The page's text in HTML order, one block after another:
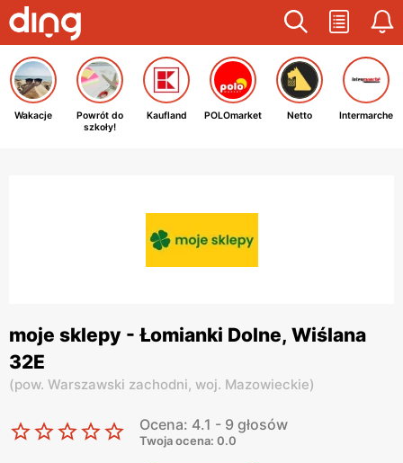
Wakacje
Powrót do
szkoły!
Kaufland POLOmarket Netto Intermarche
moje sklepy - Łomianki Dolne, Wiślana
32E
(pow. Warszawski zachodni, woj. Mazowieckie)
Ocena: 4.1 - 9 głosów
Twoja ocena: 0.0